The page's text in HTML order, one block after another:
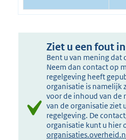
Ziet u een fout
Bent u van mening dat
Neem dan contact op
regelgeving heeft
organisatie is namelijk
voor de inhoud van de
van de organisatie ziet
regelgeving. De
organisatie kunt u hier